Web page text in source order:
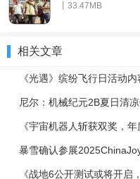
丨33.47MB
相关文章
尼尔：机械纪元2B夏日清
《宇宙机器人斩获双奖，
暴雪确认参展
《战地6公开测试或将开启